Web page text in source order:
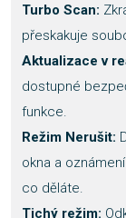
Turbo Scan:
přeskakuje
Aktualizace v
dostupné
funkce.
Režim Nerušit:
okna a
co děláte.
Tichý režim: